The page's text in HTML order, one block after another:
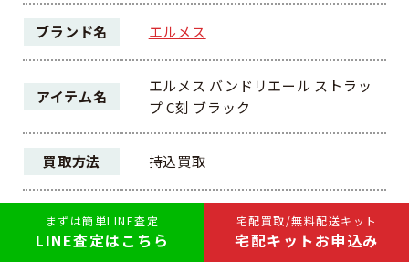
宅配買取/無料配送キット
宅配キットお申込み
まずは簡単LINE査定
LINE査定はこちら
ブランド名 エルメス
アイテム名
エルメス バンドリエール ストラッ
プ C刻 ブラック
買取方法 持込買取
ランク A